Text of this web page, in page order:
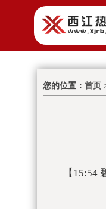
您的位置： 首页
【15:54